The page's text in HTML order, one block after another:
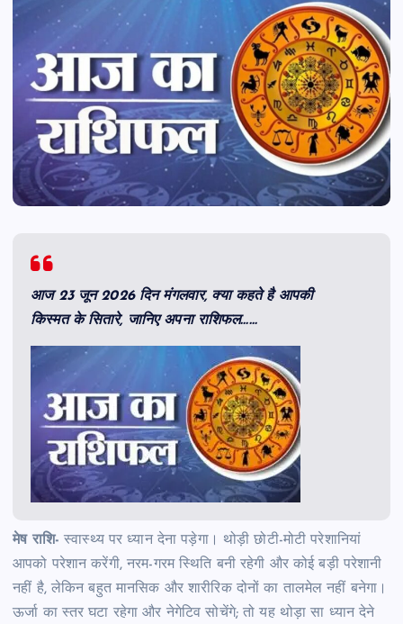
आज 23 जून 2026 दिन मंगलवार, क्या कहते है आपकी
किस्मत के सितारे, जानिए अपना राशिफल……
मेष राशि- स्वास्थ्य पर ध्यान देना पड़ेगा। थोड़ी छोटी-मोटी परेशानियां
आपको परेशान करेंगी, नरम-गरम स्थिति बनी रहेगी और कोई बड़ी परेशानी
नहीं है, लेकिन बहुत मानसिक और शारीरिक दोनों का तालमेल नहीं बनेगा।
ऊर्जा का स्तर घटा रहेगा और नेगेटिव सोचेंगे; तो यह थोड़ा सा ध्यान देने